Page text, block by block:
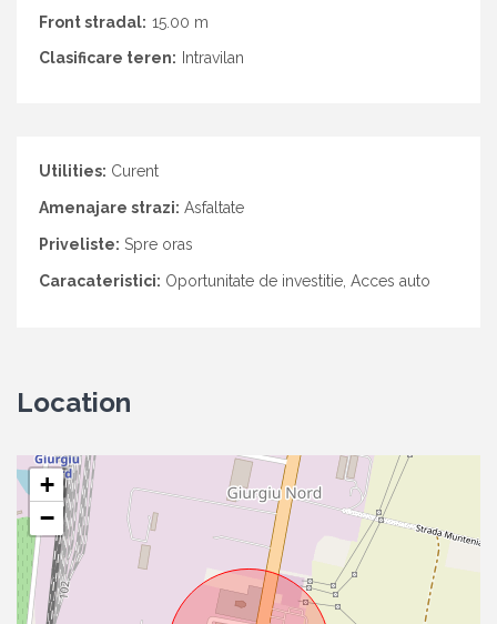
Front stradal: 15.00 m
Clasificare teren:
Intravilan
Utilities: Curent
Amenajare strazi: Asfaltate
Priveliste: Spre oras
Caracateristici: Oportunitate de investitie, Acces auto
Location
+
−